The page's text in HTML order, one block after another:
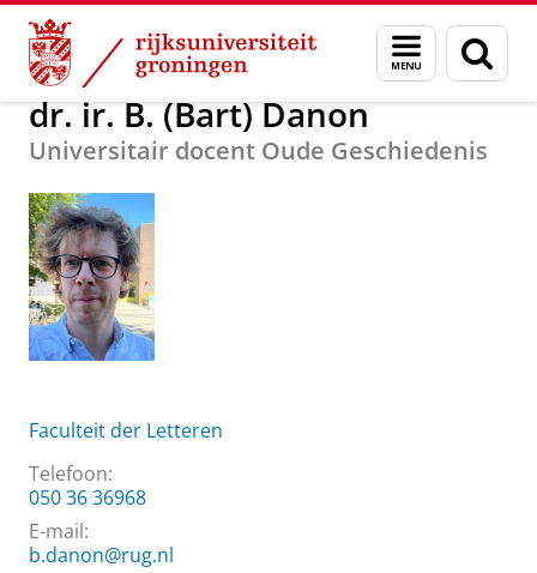
Skip
Content
Skip
Navigation
Menu
en
zoeken
Over ons dr. ir. B. (Bart) Danon
dr. ir. B. (Bart) Danon
Universitair docent Oude Geschiedenis
Faculteit der Letteren
Telefoon:
050 36 36968
E-mail:
b.danon@rug.nl